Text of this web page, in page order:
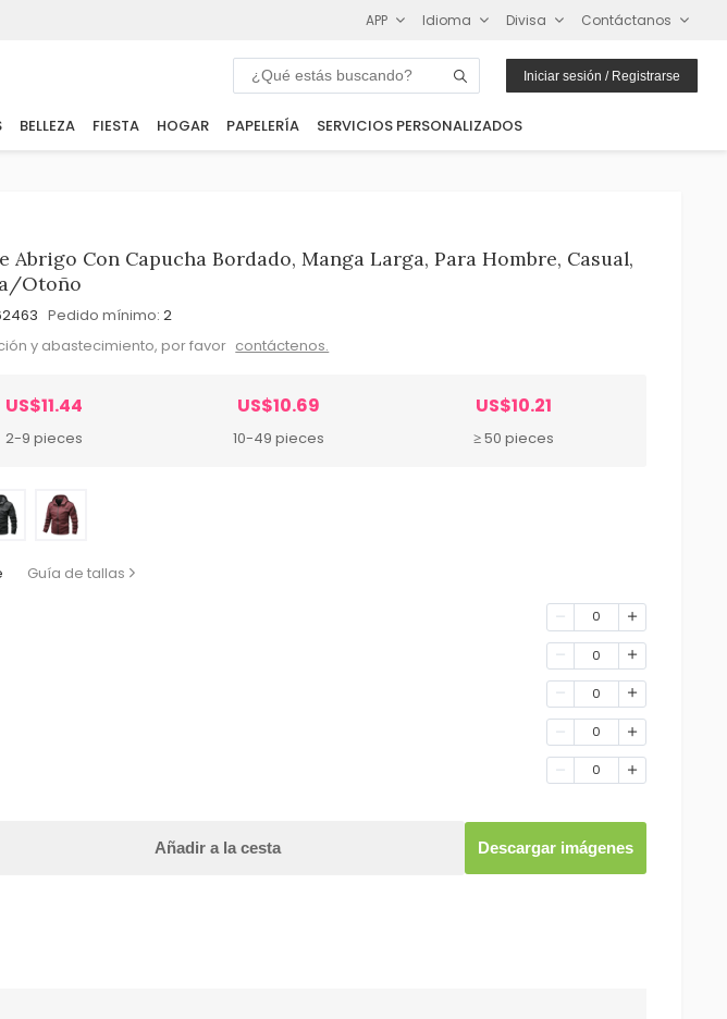
APP Idioma Divisa Contáctanos
Iniciar sesión / Registrarse
BELLEZA FIESTA HOGAR PAPELERÍA SERVICIOS PERSONALIZADOS
Abrigo Con Capucha Bordado, Manga Larga, Para Hombre, Casual,
Otoño
Pedido mínimo: 2
y abastecimiento, por favor contáctenos.
US$11.44
2-9 pieces
US$10.69
10-49 pieces
US$10.21
≥ 50 pieces
Guía de tallas
0
0
0
0
0
Añadir a la cesta Descargar imágenes